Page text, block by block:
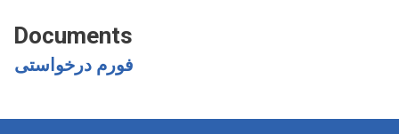
Documents
فورم درخواستی